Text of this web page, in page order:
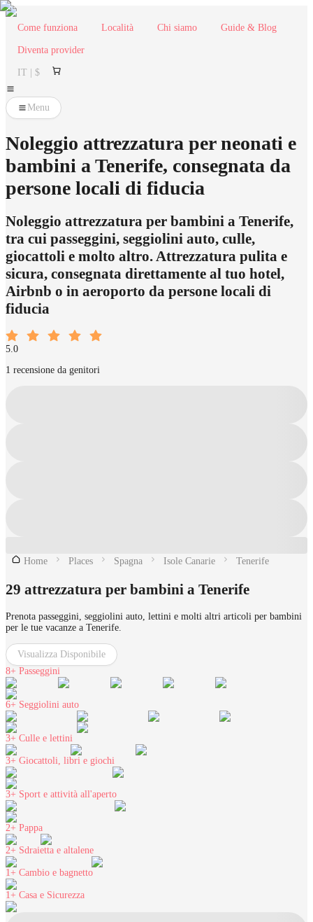
Come funziona Località Chi siamo Guide & Blog
Diventa provider
IT | $
Menu
Noleggio attrezzatura per neonati e
bambini a Tenerife, consegnata da
persone locali di fiducia
Noleggio attrezzatura per bambini a Tenerife,
tra cui passeggini, seggiolini auto, culle,
giocattoli e molto altro. Attrezzatura pulita e
sicura, consegnata direttamente al tuo hotel,
Airbnb o in aeroporto da persone locali di
fiducia
5.0
1 recensione da genitori
Home Places Spagna Isole Canarie Tenerife
29 attrezzatura per bambini a Tenerife
Prenota passeggini, seggiolini auto, lettini e molti altri articoli per bambini
per le tue vacanze a Tenerife.
Visualizza Disponibile
8+ Passeggini
6+ Seggiolini auto
3+ Culle e lettini
3+ Giocattoli, libri e giochi
3+ Sport e attività all'aperto
2+ Pappa
2+ Sdraietta e altalene
1+ Cambio e bagnetto
1+ Casa e Sicurezza